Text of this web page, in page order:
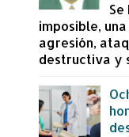
imposible,
agresión,
destructiva y